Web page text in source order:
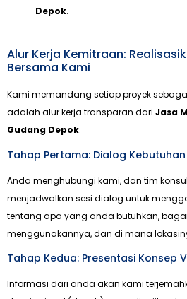
Depok.
Alur Kerja Kemitraan:
Bersama Kami
Kami memandang setiap proyek
adalah alur kerja transparan dari Jasa
Gudang Depok.
Tahap Pertama: Dialog Kebutuhan
Anda menghubungi kami, dan tim
menjadwalkan sesi dialog untuk
tentang apa yang anda butuhkan,
menggunakannya, dan di mana
Tahap Kedua: Presentasi Konsep
Informasi dari anda akan kami